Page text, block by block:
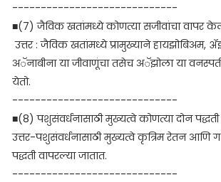
-----------------------------
■(7) जैविक खतांमध्ये कोणत्या सजीवांचा वापर
उत्तर : जैविक खतांमध्ये प्रामुख्याने हायझोबिअम,
अॅनाबीना या जीवाणूंचा तसेच अॅझोला या
येतो.
-----------------------------
■(8) पशुसंवर्धनासाठी मुख्यत्वे कोणत्या दोन पद्धती
उत्तर-पशुसंवर्धनासाठी मुख्यत्वे कृत्रिम रेतन आणि
पद्धती वापरल्या जातात.
-----------------------------